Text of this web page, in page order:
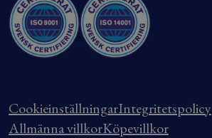
CookieinställningarIntegritetspolicy
Allmänna villkorKöpevillkor